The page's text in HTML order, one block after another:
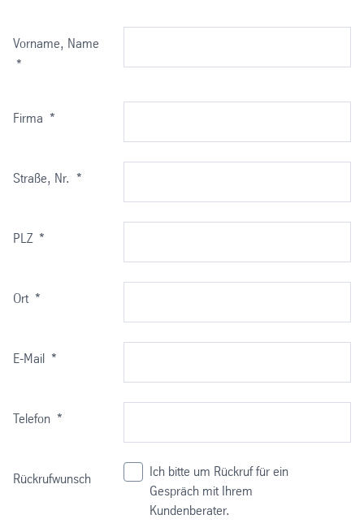
Vorname, Name
*
Firma *
Straße, Nr. *
PLZ *
Ort *
E-Mail *
Telefon *
Rückrufwunsch
Ich bitte um Rückruf für ein
Gespräch mit Ihrem
Kundenberater.